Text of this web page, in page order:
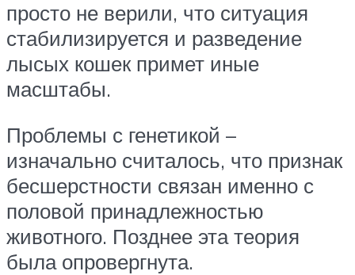
просто не верили, что ситуация
стабилизируется и разведение
лысых кошек примет иные
масштабы.
Проблемы с генетикой –
изначально считалось, что признак
бесшерстности связан именно с
половой принадлежностью
животного. Позднее эта теория
была опровергнута.